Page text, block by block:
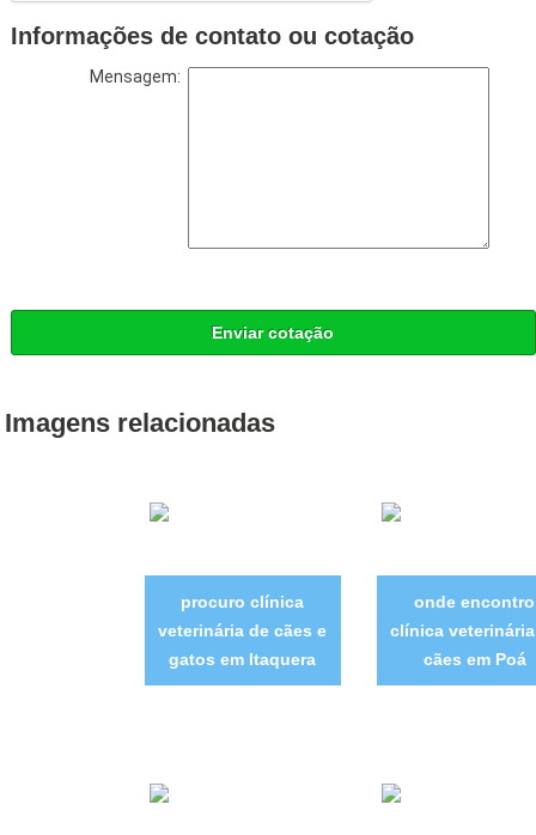
Informações de contato ou cotação
Mensagem:
Enviar cotação
Imagens relacionadas
procuro clínica
veterinária de cães e
gatos em Itaquera
onde encontro
clínica
cães em Poá